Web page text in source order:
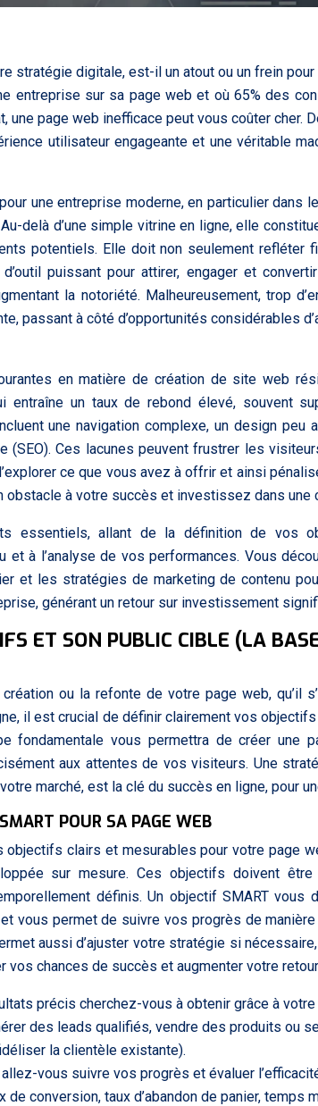
stratégie digitale, est-il un atout ou un frein
entreprise sur sa page web et où 65% des
une page web inefficace peut vous coûter cher.
utilisateur engageante et une véritable
une entreprise moderne, en particulier dans
delà d’une simple vitrine en ligne, elle
potentiels. Elle doit non seulement refléter
puissant pour attirer, engager et
la notoriété. Malheureusement, trop
passant à côté d’opportunités considérables
en matière de création de site web
entraîne un taux de rebond élevé, souvent
une navigation complexe, un design peu
(SEO). Ces lacunes peuvent frustrer les
ce que vous avez à offrir et ainsi
obstacle à votre succès et investissez dans
essentiels, allant de la définition de vos
et à l’analyse de vos performances. Vous
et les stratégies de marketing de contenu
générant un retour sur investissement
ET SON PUBLIC CIBLE (LA
ou la refonte de votre page web, qu’il
il est crucial de définir clairement vos
fondamentale vous permettra de créer une
aux attentes de vos visiteurs. Une
marché, est la clé du succès en ligne, pour
POUR SA PAGE WEB
clairs et mesurables pour votre page
sur mesure. Ces objectifs doivent être
définis. Un objectif SMART vous
vous permet de suivre vos progrès de
aussi d’ajuster votre stratégie si
vos chances de succès et augmenter votre
précis cherchez-vous à obtenir grâce à
des leads qualifiés, vendre des produits ou
la clientèle existante).
vous suivre vos progrès et évaluer
de conversion, taux d’abandon de panier, temps